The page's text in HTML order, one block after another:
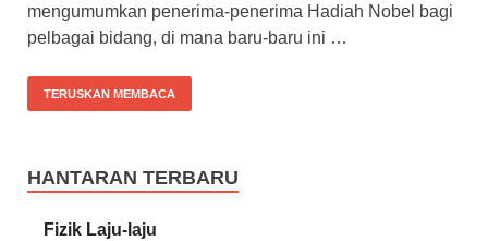
mengumumkan penerima-penerima Hadiah Nobel bagi
pelbagai bidang, di mana baru-baru ini …
TERUSKAN MEMBACA
HANTARAN TERBARU
Fizik Laju-laju